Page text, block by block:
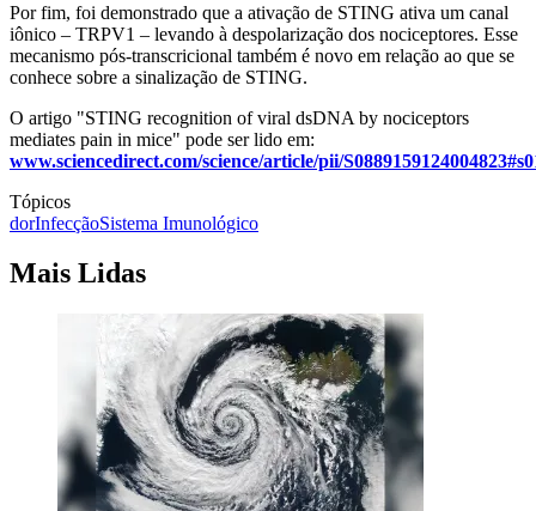
Por fim, foi demonstrado que a ativação de STING ativa um canal
iônico – TRPV1 – levando à despolarização dos nociceptores. Esse
mecanismo pós-transcricional também é novo em relação ao que se
conhece sobre a sinalização de STING.
O artigo "STING recognition of viral dsDNA by nociceptors
mediates pain in mice" pode ser lido em:
www.sciencedirect.com/science/article/pii/
Tópicos
dorInfecçãoSistema Imunológico
Mais Lidas